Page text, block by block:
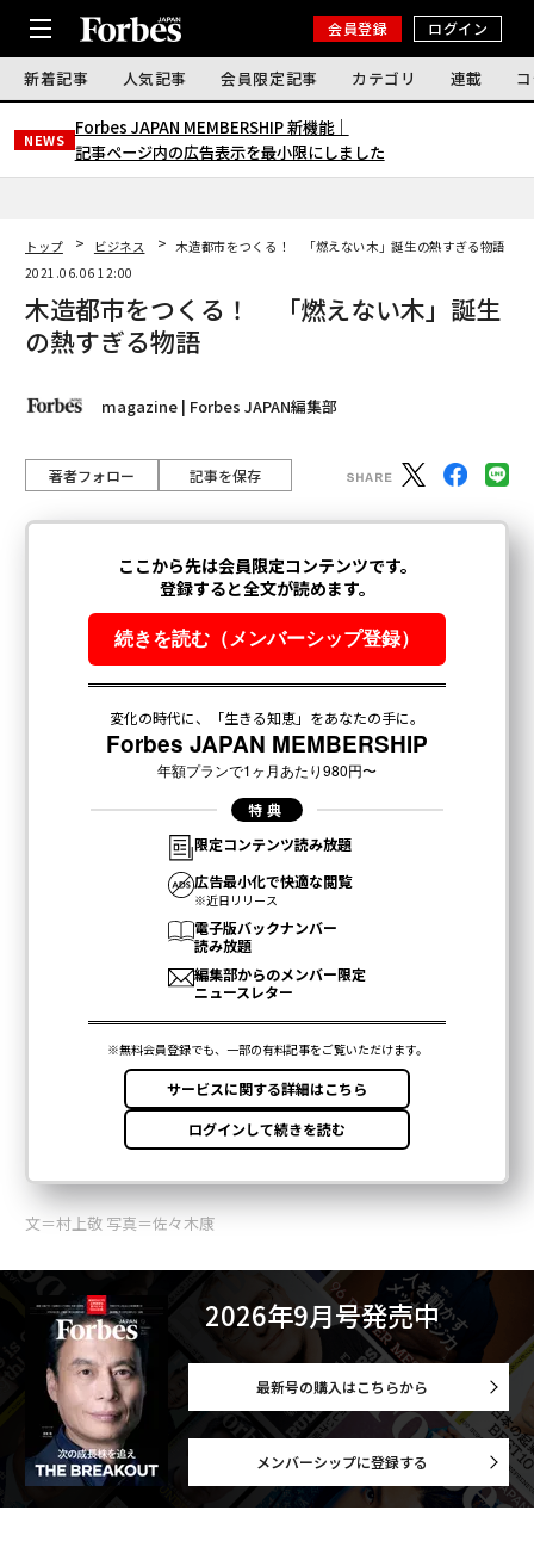
会員登録 ログイン
新着記事 人気記事 会員限定記事 カテゴリ 連載
NEWS
Forbes JAPAN MEMBERSHIP 新機能｜
記事ページ内の広告表示を最小限にしました
トップ ビジネス
木造都市をつくる！ 「燃えない木」誕生の熱すぎる物語
2021.06.06 12:00
木造都市をつくる！ 「燃えない木」誕生
の熱すぎる物語
magazine | Forbes JAPAN編集部
著者フォロー 記事を保存
文＝村上敬 写真＝佐々木康
2026年9月号発売中
最新号の購入はこちらから
メンバーシップに登録する